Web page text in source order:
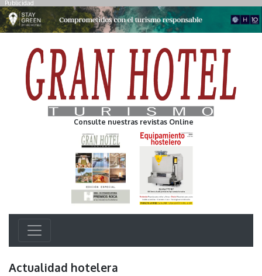
Publicidad
Consulte nuestras revistas Online
Actualidad hotelera